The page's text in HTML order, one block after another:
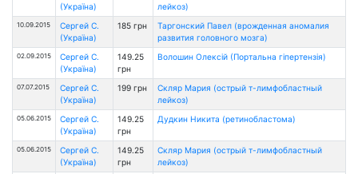
(Україна)
лейкоз)
10.09.2015
Сергей С.
(Україна)
185 грн
Таргонский Павел (врожденная аномалия
развития головного мозга)
02.09.2015
Сергей С.
(Україна)
149.25
грн
Волошин Олексій (Портальна гіпертензія)
07.07.2015
Сергей С.
(Україна)
199 грн
Скляр Мария (острый т-лимфобластный
лейкоз)
05.06.2015
Сергей С.
(Україна)
149.25
грн
Дудкин Никита (ретинобластома)
05.06.2015
Сергей С.
(Україна)
149.25
грн
Скляр Мария (острый т-лимфобластный
лейкоз)